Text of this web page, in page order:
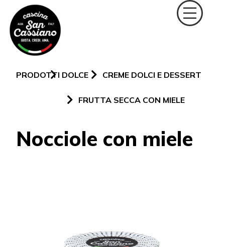
PRODOTTI DOLCE CREME DOLCI E DESSERT
FRUTTA SECCA CON MIELE
Nocciole con miele